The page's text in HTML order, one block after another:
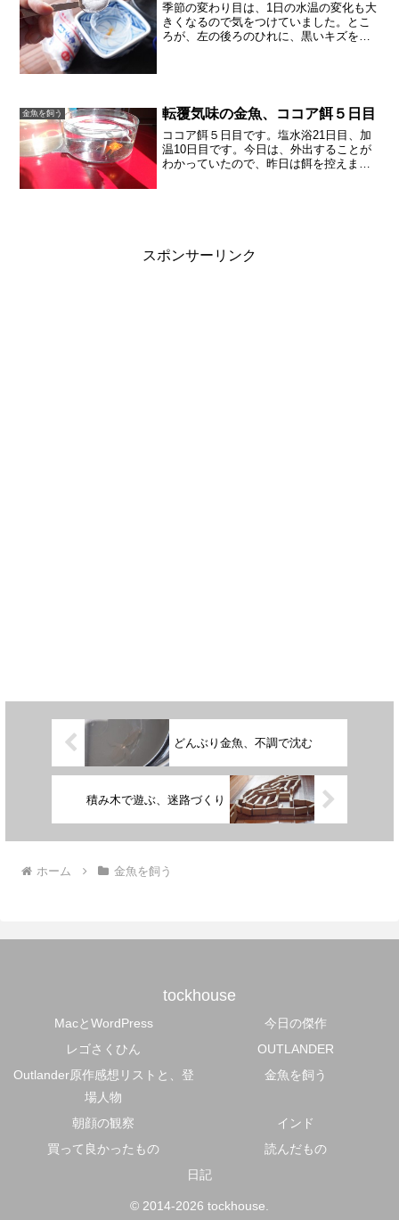
季節の変わり目は、1日の水温の変化も大
きくなるので気をつけていました。とこ
ろが、左の後ろのひれに、黒いキズを発
金魚を飼う 転覆気味の金魚、ココア餌５日目
ココア餌５日目です。塩水浴21日目、加
温10日目です。今日は、外出することが
わかっていたので、昨日は餌を控えまし
スポンサーリンク
どんぶり金魚、不調で沈む
積み木で遊ぶ、迷路づくり
ホーム 金魚を飼う
tockhouse
MacとWordPress
今日の傑作
レゴさくひん
OUTLANDER
Outlander原作感想リストと、登
場人物
金魚を飼う
朝顔の観察
インド
買って良かったもの
読んだもの
日記
© 2014-2026 tockhouse.